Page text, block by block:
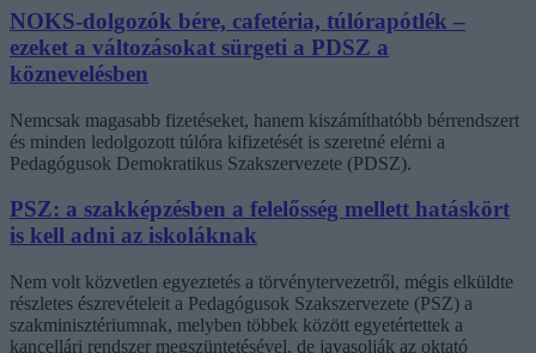
NOKS-dolgozók bére, cafetéria, túlórapótlék –
ezeket a változásokat sürgeti a PDSZ a
köznevelésben
Nemcsak magasabb fizetéseket, hanem kiszámíthatóbb bérrendszert
és minden ledolgozott túlóra kifizetését is szeretné elérni a
Pedagógusok Demokratikus Szakszervezete (PDSZ).
PSZ: a szakképzésben a felelősség mellett hatáskört
is kell adni az iskoláknak
Nem volt közvetlen egyeztetés a törvénytervezetről, mégis elküldte
részletes észrevételeit a Pedagógusok Szakszervezete (PSZ) a
szakminisztériumnak, melyben többek között egyetértettek a
kancellári rendszer megszüntetésével, de javasolják az oktató